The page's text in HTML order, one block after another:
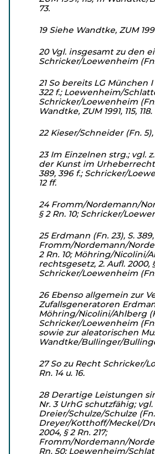
73.
19 Siehe Wandtke, ZUM
20 Vgl. insgesamt zu den
Schricker/Loewen­heim (Fn.
21 So bereits LG München I
322 f.; Loe­wenheim/
Schricker/Loewenheim (Fn.
Wandtke, ZUM 1991, 115, 118.
22 Kieser/Schneider (Fn. 5),
23 Im Einzelnen strg.; vgl.
der Kunst im Urheberrecht,
389, 396 f.; Schricker/
12 ff.
24 Fromm/Nordemann/
§ 2 Rn. 10; Schricker/
25 Erdmann (Fn. 23), S.
Fromm/Nordemann/
2 Rn. 10; Möhring/Nicolini/
rechtsgesetz, 2. Aufl. 2000,
Schricker/Loewenheim (Fn.
26 Ebenso allgemein zur
Zufallsgeneratoren
Möhring/Nicolini/Ahlberg
Schricker/Loewenheim (Fn.
sowie zur aleatorischen
Wandtke/Bul­linger/
27 So zu Recht Schricker/
Rn. 14 u. 16.
28 Derartige Leistungen
Nr. 3 UrhG schutzfähig; vgl.
Dreier/Schulze/Schulze (Fn.
Dreyer/Kotthoff/Meckel/
2004, § 2 Rn. 217;
Fromm/Nordemann/
Rn. 50; Loewenheim/